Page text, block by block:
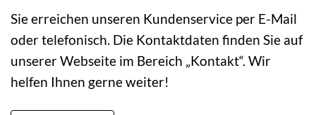
Sie erreichen unseren Kundenservice per E-Mail
oder telefonisch. Die Kontaktdaten finden Sie auf
unserer Webseite im Bereich „Kontakt“. Wir
helfen Ihnen gerne weiter!